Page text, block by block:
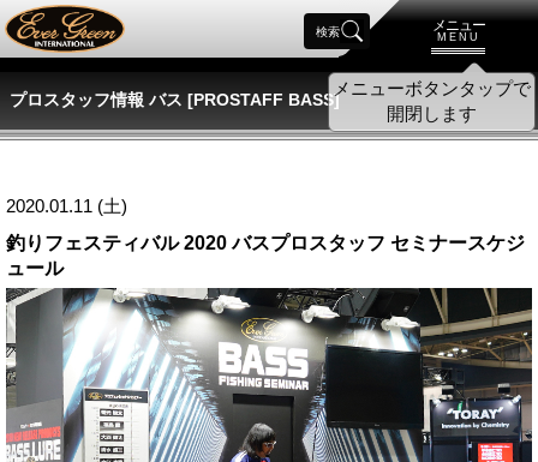
メニュー
MENU
検索
プロスタッフ情報 バス [PROSTAFF BASS]
2020.01.11 (土)
釣りフェスティバル 2020 バスプロスタッフ セミナースケジ
ュール